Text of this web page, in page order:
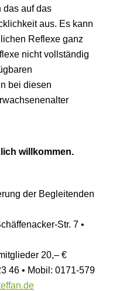
das auf das
aus. Es kann
Reflexe ganz
nicht vollständig
bei diesen
willkommen.
der Begleitenden
Str. 7 •
20,– €
46 • Mobil: 0171-579